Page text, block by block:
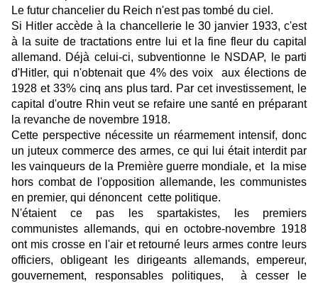
Le futur chancelier du Reich n'est pas tombé du ciel.
Si Hitler accède à la chancellerie le 30 janvier 1933, c'est
à la suite de tractations entre lui et la fine fleur du capital
allemand. Déjà celui-ci, subventionne le NSDAP, le parti
d'Hitler, qui n'obtenait que 4% des voix aux élections de
1928 et 33% cinq ans plus tard. Par cet investissement, le
capital d'outre Rhin veut se refaire une santé en préparant
la revanche de novembre 1918.
Cette perspective nécessite un réarmement intensif, donc
un juteux commerce des armes, ce qui lui était interdit par
les vainqueurs de la Première guerre mondiale, et la mise
hors combat de l'opposition allemande, les communistes
en premier, qui dénoncent cette politique.
N'étaient ce pas les spartakistes, les premiers
communistes allemands, qui en octobre-novembre 1918
ont mis crosse en l'air et retourné leurs armes contre leurs
officiers, obligeant les dirigeants allemands, empereur,
gouvernement, responsables politiques, à cesser le